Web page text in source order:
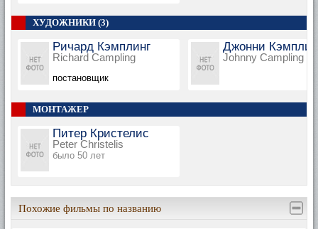
ХУДОЖНИКИ (3)
Ричард Кэмплинг
Richard Campling
постановщик
Джонни
Johnny Campling
МОНТАЖЕР
Питер Кристелис
Peter Christelis
было 50 лет
Похожие фильмы по названию